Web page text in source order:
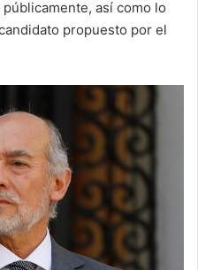
así como lo
propuesto por el